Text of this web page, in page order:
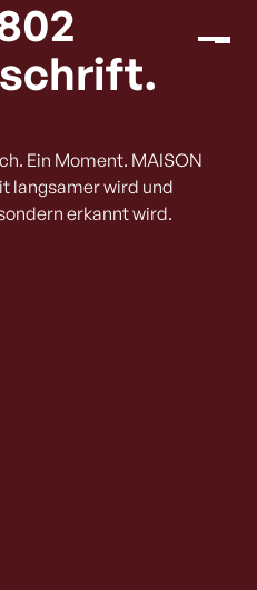
Ein Moment. MAISON
langsamer wird und
erkannt wird.